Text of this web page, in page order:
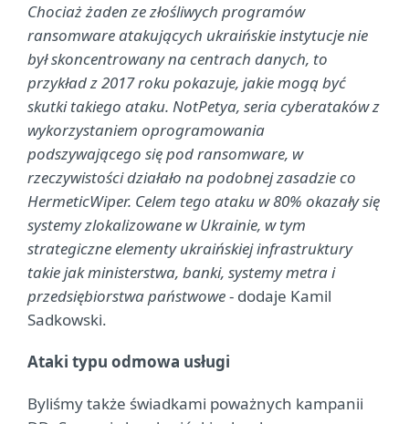
Chociaż żaden ze złośliwych programów
ransomware atakujących ukraińskie instytucje nie
był skoncentrowany na centrach danych, to
przykład z 2017 roku pokazuje, jakie mogą być
skutki takiego ataku. NotPetya, seria cyberataków z
wykorzystaniem oprogramowania
podszywającego się pod ransomware, w
rzeczywistości działało na podobnej zasadzie co
HermeticWiper. Celem tego ataku w 80% okazały się
systemy zlokalizowane w Ukrainie, w tym
strategiczne elementy ukraińskiej infrastruktury
takie jak ministerstwa, banki, systemy metra i
przedsiębiorstwa państwowe- dodaje Kamil
Sadkowski.
Ataki typu odmowa usługi
Byliśmy także świadkami poważnych kampanii